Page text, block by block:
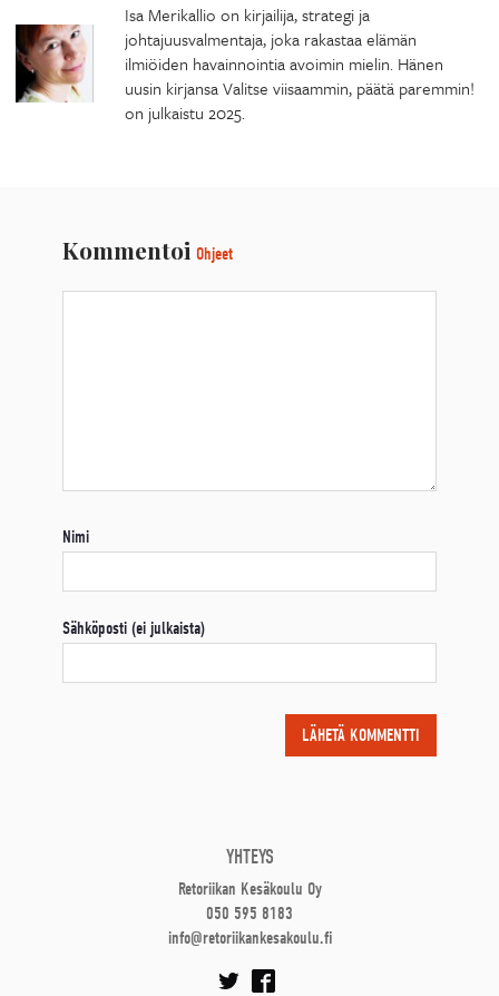
Isa Merikallio on kirjailija, strategi ja
johtajuusvalmentaja, joka rakastaa elämän
ilmiöiden havainnointia avoimin mielin. Hänen
uusin kirjansa Valitse viisaammin, päätä paremmin!
on julkaistu 2025.
Kommentoi Ohjeet
Nimi
Sähköposti (ei julkaista)
YHTEYS
Retoriikan Kesäkoulu Oy
050 595 8183
info@retoriikankesakoulu.fi